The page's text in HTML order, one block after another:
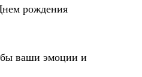
рождения
ваши эмоции и